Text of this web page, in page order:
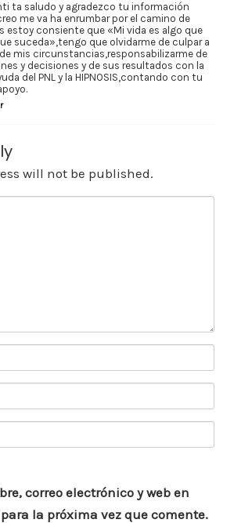
ta saludo y agradezco tu información
me va ha enrumbar por el camino de
estoy consiente que «Mi vida es algo que
suceda»,tengo que olvidarme de culpar a
mis circunstancias,responsabilizarme de
y decisiones y de sus resultados con la
del PNL y la HIPNOSIS,contando con tu
will not be published.
correo electrónico y web en
la próxima vez que comente.